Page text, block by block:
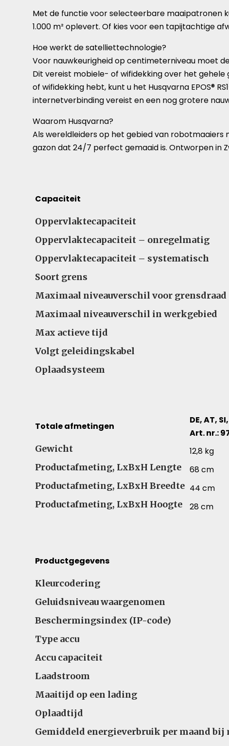
Met de functie voor selecteerbare maaipatronen
1.000 m² oplevert. Of kies voor een tapijtachtige
Hoe werkt de satelliettechnologie?
Voor nauwkeurigheid op centimeterniveau moet
Dit vereist mobiele- of wifidekking over het
of wifidekking hebt, kunt u het Husqvarna EPOS®
internetverbinding vereist en een nog grotere
Waarom Husqvarna?
Als wereldleiders op het gebied van
gazon dat 24/7 perfect gemaaid is. Ontworpen in
Capaciteit – Vergelijk specificaties voor
Capaciteit
Oppervlaktecapaciteit
Oppervlaktecapaciteit – onregelmatig
Oppervlaktecapaciteit – systematisch
Soort grens
Maximaal niveauverschil voor grensdraad
Maximaal niveauverschil in werkgebied
Max actieve tijd
Volgt geleidingskabel
Oplaadsysteem
Totale afmetingen – Vergelijk specificaties voor
Totale afmetingen
DE, AT,
Art. nr.:
Gewicht
12,8 kg
Productafmeting, LxBxH Lengte
68 cm
Productafmeting, LxBxH Breedte 44 cm
Productafmeting, LxBxH Hoogte
28 cm
Productgegevens – Vergelijk specificaties voor
Productgegevens
Kleurcodering
Geluidsniveau waargenomen
Beschermingsindex (IP-code)
Type accu
Accu capaciteit
Laadstroom
Maaitijd op een lading
Oplaadtijd
Gemiddeld energieverbruik per maand bij